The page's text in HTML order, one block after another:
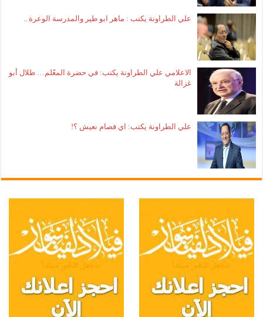
علي الطراونة يكتب : ماهر ابو طير والمدرسة الوعرة ..
الاعلامي علي الطراونة يكتب: في حضرة المعّلم… طلال أبو
غزالة
علي الطراونة يكتب: اي فصام نعيش ؟!